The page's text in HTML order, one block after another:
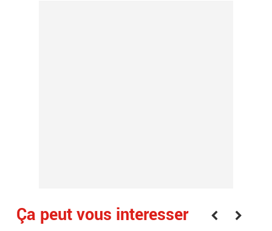
Ça peut vous interesser